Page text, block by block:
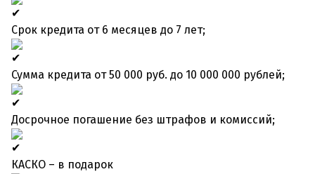
Срок кредита от 6 месяцев до 7 лет;
Сумма кредита от 50 000 руб. до 10 000 000 рублей;
Досрочное погашение без штрафов и комиссий;
КАСКО – в подарок